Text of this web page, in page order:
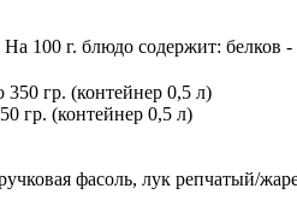
100 г. блюдо содержит: белков
гр. (контейнер 0,5 л)
фасоль, лук репчатый/